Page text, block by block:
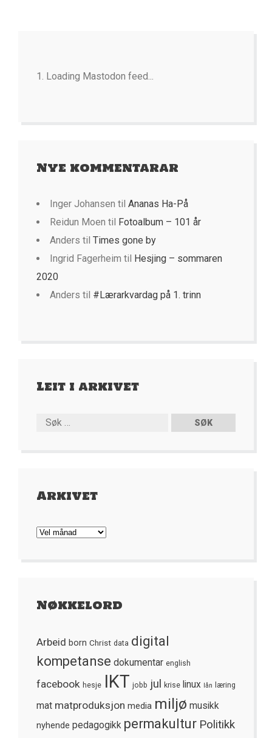
Loading Mastodon feed...
Nye kommentarar
Inger Johansen til Ananas Ha-På
Reidun Moen til Fotoalbum – 101 år
Anders til Times gone by
Ingrid Fagerheim til Hesjing – sommaren
2020
Anders til #Lærarkvardag på 1. trinn
Leit i arkivet
Arkivet
Arkivet
Nøkkelord
Arbeid born Christ data digital
kompetanse dokumentar english
facebook hesje IKT jobb jul krise linux lån læring
mat matproduksjon media miljø musikk
nyhende pedagogikk permakultur Politikk